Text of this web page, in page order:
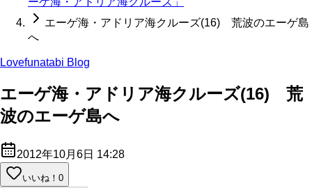
エーゲ海・アドリア海クルーズ(16) 荒波のエーゲ島
へ
Lovefunatabi Blog
エーゲ海・アドリア海クルーズ(16) 荒
波のエーゲ島へ
2012年10月6日 14:28
いいね！ 0